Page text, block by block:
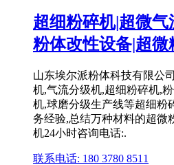
超细粉碎机|超微气
粉体改性设备|超微
山东埃尔派粉体科技有限公
机,气流分级机,超细粉碎机,
机,球磨分级生产线等超细粉
务经验,总结万种材料的超微
机24小时咨询电话:.
联系电话: 180 3780 8511